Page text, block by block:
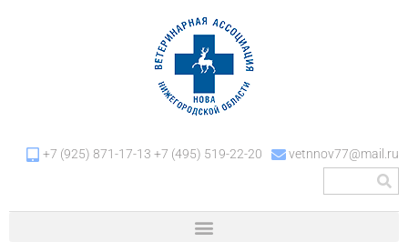
+7 (925) 871-17-13 +7 (495) 519-22-20 vetnnov77@mail.ru